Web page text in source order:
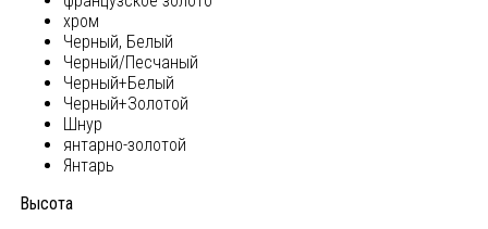
хром
Черный, Белый
Черный/Песчаный
Черный+Белый
Черный+Золотой
Шнур
янтарно-золотой
Янтарь
Высота